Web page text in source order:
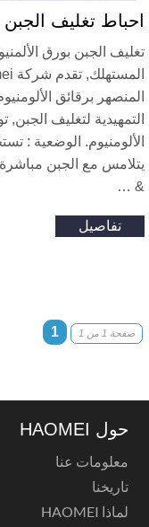
تغليف الجبن
الجبن بورق
لتغليف الجبن,
مع الجبن
&
تفاصيل
صفحة 1 من 1 1
حول HAOMEI
معلومات عنا
تاريخنا
لماذا HAOMEI